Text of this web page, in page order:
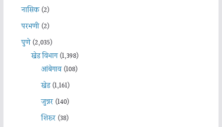
नासिक(2)
परभणी(2)
पुणे(2,035)
खेड विभाग(1,398)
आंबेगाव(108)
खेड(1,161)
जुन्नर(140)
शिरूर(38)